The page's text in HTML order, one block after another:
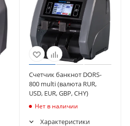
Счетчик банкнот DORS-
800 multi (валюта RUR,
USD, EUR, GBP, CHY)
Нет в наличии
Характеристики